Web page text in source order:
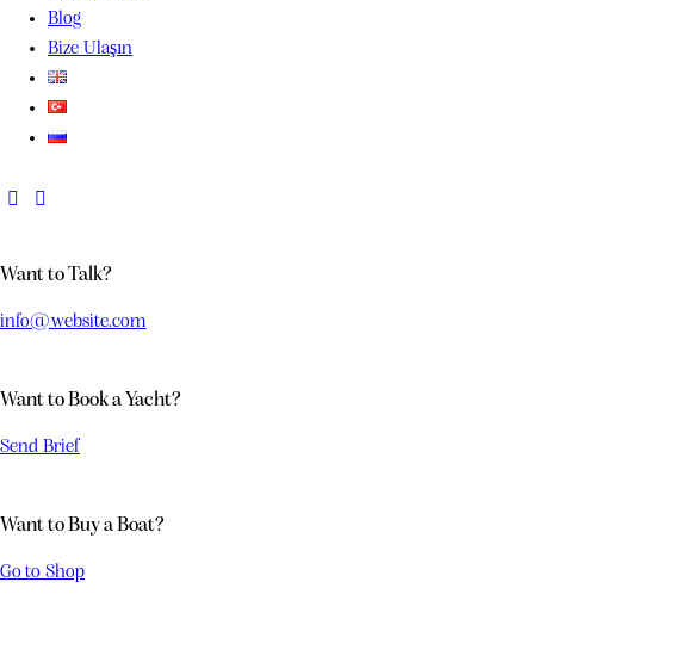
Blog
Bize Ulaşın
Want to Talk?
info@website.com
Want to Book a Yacht?
Send Brief
Want to Buy a Boat?
Go to Shop